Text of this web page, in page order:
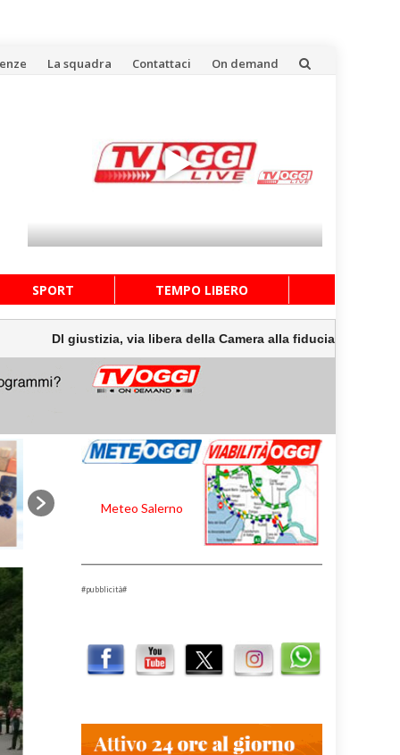
La squadra Contattaci On demand
SPORT TEMPO LIBERO
giustizia, via libera della Camera alla fiducia con 191 sì
Meteo Salerno
#pubblicità#